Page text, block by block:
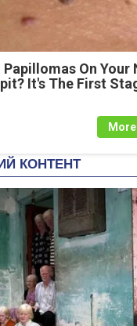
Papillomas On Your
It's The First